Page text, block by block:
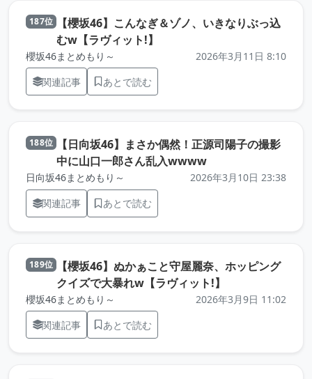
187位
【櫻坂46】こんなぎ＆ゾノ、いきなりぶっ込
むw【ラヴィット!】
櫻坂46まとめもり～
2026年3月11日 8:10
関連記事
あとで読む
188位
【日向坂46】まさか偶然！正源司陽子の撮影
中に山口一郎さん乱入wwww（元記事を新しいタ
日向坂46まとめもり～
2026年3月10日 23:38
関連記事
あとで読む
189位
【櫻坂46】ぬかぁこと守屋麗奈、ホッピング
クイズで大暴れw【ラヴィット!】
櫻坂46まとめもり～
2026年3月9日 11:02
関連記事
あとで読む